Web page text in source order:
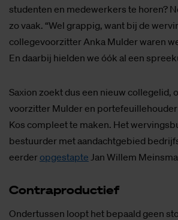
studenten en medewerkers te horen?
zo vaak. “Wel grappig, want bij de
collegevoorzitter Anka Mulder waren
En daarbij hielden we óók al een
Saxion zoekt dus een nieuw collegelid,
voorzitter Mulder en
Kos compleet te maken. Het
bestuurder met aandachtgebied
eerder opgestapte Jan Willem
Con­tra­pro­duc­tief
Ondertussen loopt het bepaald geen